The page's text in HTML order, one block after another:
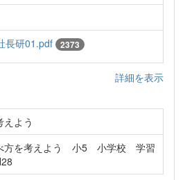
長研01.pdf 2373
詳細を表示
えよう
方を考えよう 小5 小学校 学習